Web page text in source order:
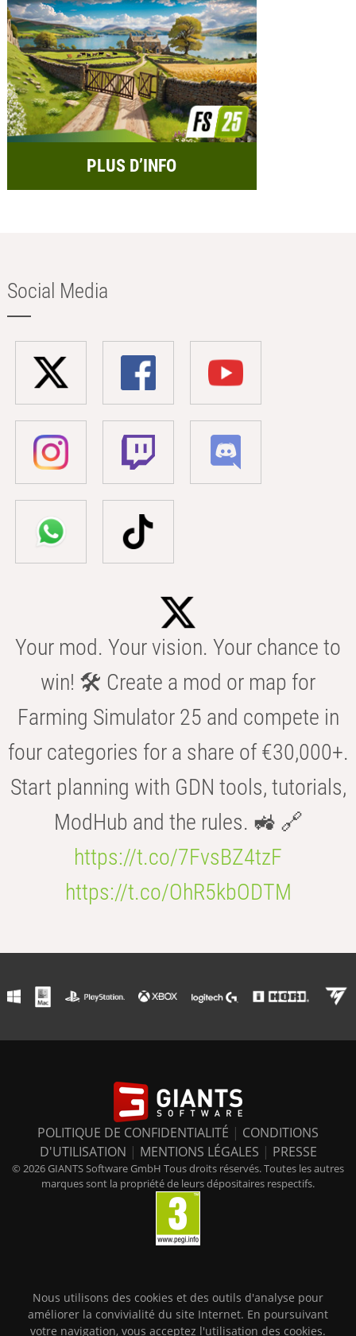
PLUS D’INFO
Social Media
Your mod. Your vision. Your chance to
win! 🛠️ Create a mod or map for
Farming Simulator 25 and compete in
four categories for a share of €30,000+.
Start planning with GDN tools, tutorials,
ModHub and the rules. 🚜 🔗
https://t.co/7FvsBZ4tzF
https://t.co/OhR5kbODTM
POLITIQUE DE CONFIDENTIALITÉ | CONDITIONS
D'UTILISATION | MENTIONS LÉGALES | PRESSE
© 2026 GIANTS Software GmbH Tous droits réservés. Toutes les autres
marques sont la propriété de leurs dépositaires respectifs.
Nous utilisons des cookies et des outils d'analyse pour
améliorer la convivialité du site Internet. En poursuivant
votre navigation, vous acceptez l'utilisation des cookies.